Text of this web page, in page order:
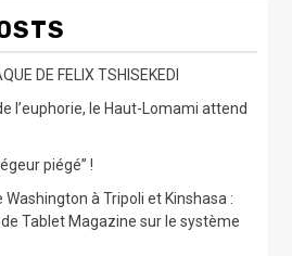
DE FELIX TSHISEKEDI
l’euphorie, le Haut-Lomami attend
piégé” !
Washington à Tripoli et Kinshasa :
Tablet Magazine sur le système